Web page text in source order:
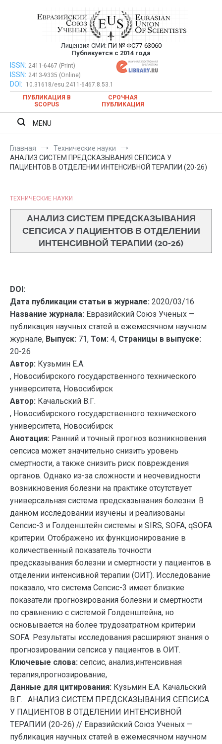
Евразийский Союз Ученых —
публикация научных статей в
ежемесячном научном журнале
Лицензия СМИ: ПИ № ФС77-63060
Публикуется с 2014 года
Евразийский Союз Ученых — публикация научных статей в
ежемесячном научном журнале
ISSN: 2411-6467 (Print)
ISSN: 2413-9335 (Online)
DOI:
10.31618/esu.2411-6467.8.53.1
ПУБЛИКАЦИЯ В
SCOPUS
СРОЧНАЯ
ПУБЛИКАЦИЯ
MENU
Главная
Технические науки
АНАЛИЗ СИСТЕМ ПРЕДСКАЗЫВАНИЯ СЕПСИСА У
ПАЦИЕНТОВ В ОТДЕЛЕНИИ ИНТЕНСИВНОЙ ТЕРАПИИ (20-26)
ТЕХНИЧЕСКИЕ НАУКИ
АНАЛИЗ СИСТЕМ ПРЕДСКАЗЫВАНИЯ
СЕПСИСА У ПАЦИЕНТОВ В ОТДЕЛЕНИИ
ИНТЕНСИВНОЙ ТЕРАПИИ (20-26)
DOI:
Дата публикации статьи в журнале: 2020/03/16
Название журнала: Евразийский Союз Ученых —
публикация научных статей в ежемесячном научном
журнале, Выпуск: 71, Том: 4, Страницы в выпуске:
20-26
Автор: Кузьмин Е.А.
, Новосибирского государственного технического
университета, Новосибирск
Автор: Качальский В.Г.
, Новосибирского государственного технического
университета, Новосибирск
Анотация: Ранний и точный прогноз возникновения
сепсиса может значительно снизить уровень
смертности, а также снизить риск повреждения
органов. Однако из-за сложности и неочевидности
возникновения болезни на практике отсутствует
универсальная система предсказывания болезни. В
данном исследовании изучены и реализованы
Сепсис-3 и Голденштейн системы и SIRS, SOFA, qSOFA
критерии. Отображено их функционирование в
количественный показатель точности
предсказывания болезни и смертности у пациентов в
отделении интенсивной терапии (ОИТ). Исследование
показало, что система Сепсис-3 имеет близкие
показатели прогнозирования болезни и смертности
по сравнению с системой Голденштейна, но
основывается на более трудозатратном критерии
SOFA. Результаты исследования расширяют знания о
прогнозировании сепсиса у пациентов в ОИТ.
Ключевые слова: сепсис, анализ,интенсивная
терапия,прогнозирование,
Данные для цитирования: Кузьмин Е.А. Качальский
В.Г. . АНАЛИЗ СИСТЕМ ПРЕДСКАЗЫВАНИЯ СЕПСИСА
У ПАЦИЕНТОВ В ОТДЕЛЕНИИ ИНТЕНСИВНОЙ
ТЕРАПИИ (20-26) // Евразийский Союз Ученых —
публикация научных статей в ежемесячном научном